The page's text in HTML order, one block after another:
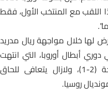
اللقب مع المنتخب الأول، فقط
خلال مواجهة ريال مدريد
أبطال أوروبا، التي انتهت
بفوز الفريق الإسباني، بنتيجة (2-1)، ولازال يتعافى للحاق
روسيا.